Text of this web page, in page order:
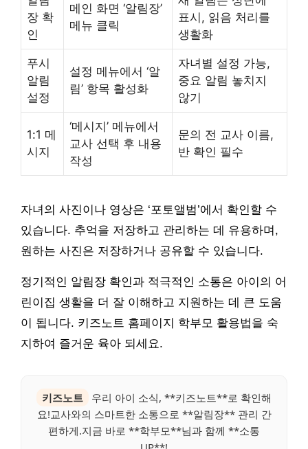
장 확
인
메인 화면 ‘알림장’
메뉴 클릭
표시, 읽음 처리를
생활화
푸시
알림
설정
설정 메뉴에서 ‘알
림’ 항목 활성화
자녀별 설정 가능,
중요 알림 놓치지
않기
1:1 메
시지
‘메시지’ 메뉴에서
교사 선택 후 내용
작성
문의 전 교사 이름,
반 확인 필수
자녀의 사진이나 영상은 ‘포토앨범’에서 확인할 수
있습니다. 추억을 저장하고 관리하는 데 유용하며,
원하는 사진은 저장하거나 공유할 수 있습니다.
정기적인 알림장 확인과 적극적인 소통은 아이의 어
린이집 생활을 더 잘 이해하고 지원하는 데 큰 도움
이 됩니다. 키즈노트 홈페이지 학부모 활용법을 숙
지하여 즐거운 육아 되세요.
키즈노트
우리 아이 소식, **키즈노트**로 확인해
요!교사와의 스마트한 소통으로 **알림장** 관리 간
편하게.지금 바로 **학부모**님과 함께 **소통